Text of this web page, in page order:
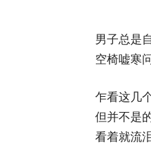
男子总是
空椅嘘寒
乍看这几
但并不是
看着就流